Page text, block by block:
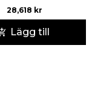
28,618 kr
Lägg till